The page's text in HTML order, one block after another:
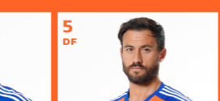
5
DF